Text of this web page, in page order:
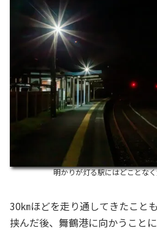
明かりが灯る駅にはどことな
30㎞ほどを走り通してきたこと
挟んだ後、舞鶴港に向かうこと